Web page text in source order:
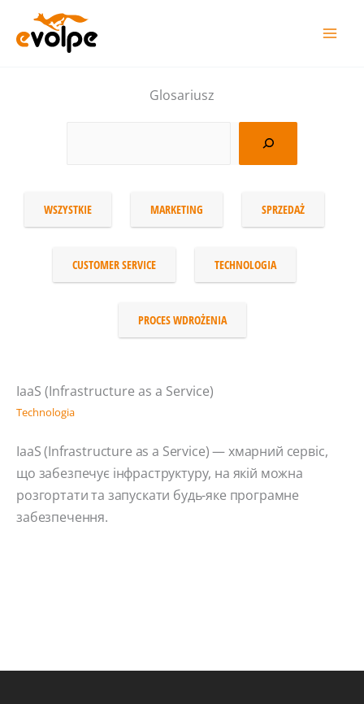
Перейти
Glosariusz
WSZYSTKIE MARKETING SPRZEDAŻ
CUSTOMER SERVICE TECHNOLOGIA
PROCES WDROŻENIA
IaaS (Infrastructure as a Service)
Technologia
IaaS (Infrastructure as a Service) — хмарний сервіс,
що забезпечує інфраструктуру, на якій можна
розгортати та запускати будь-яке програмне
забезпечення.